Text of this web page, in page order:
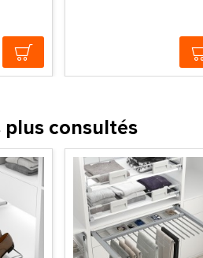
plus consultés